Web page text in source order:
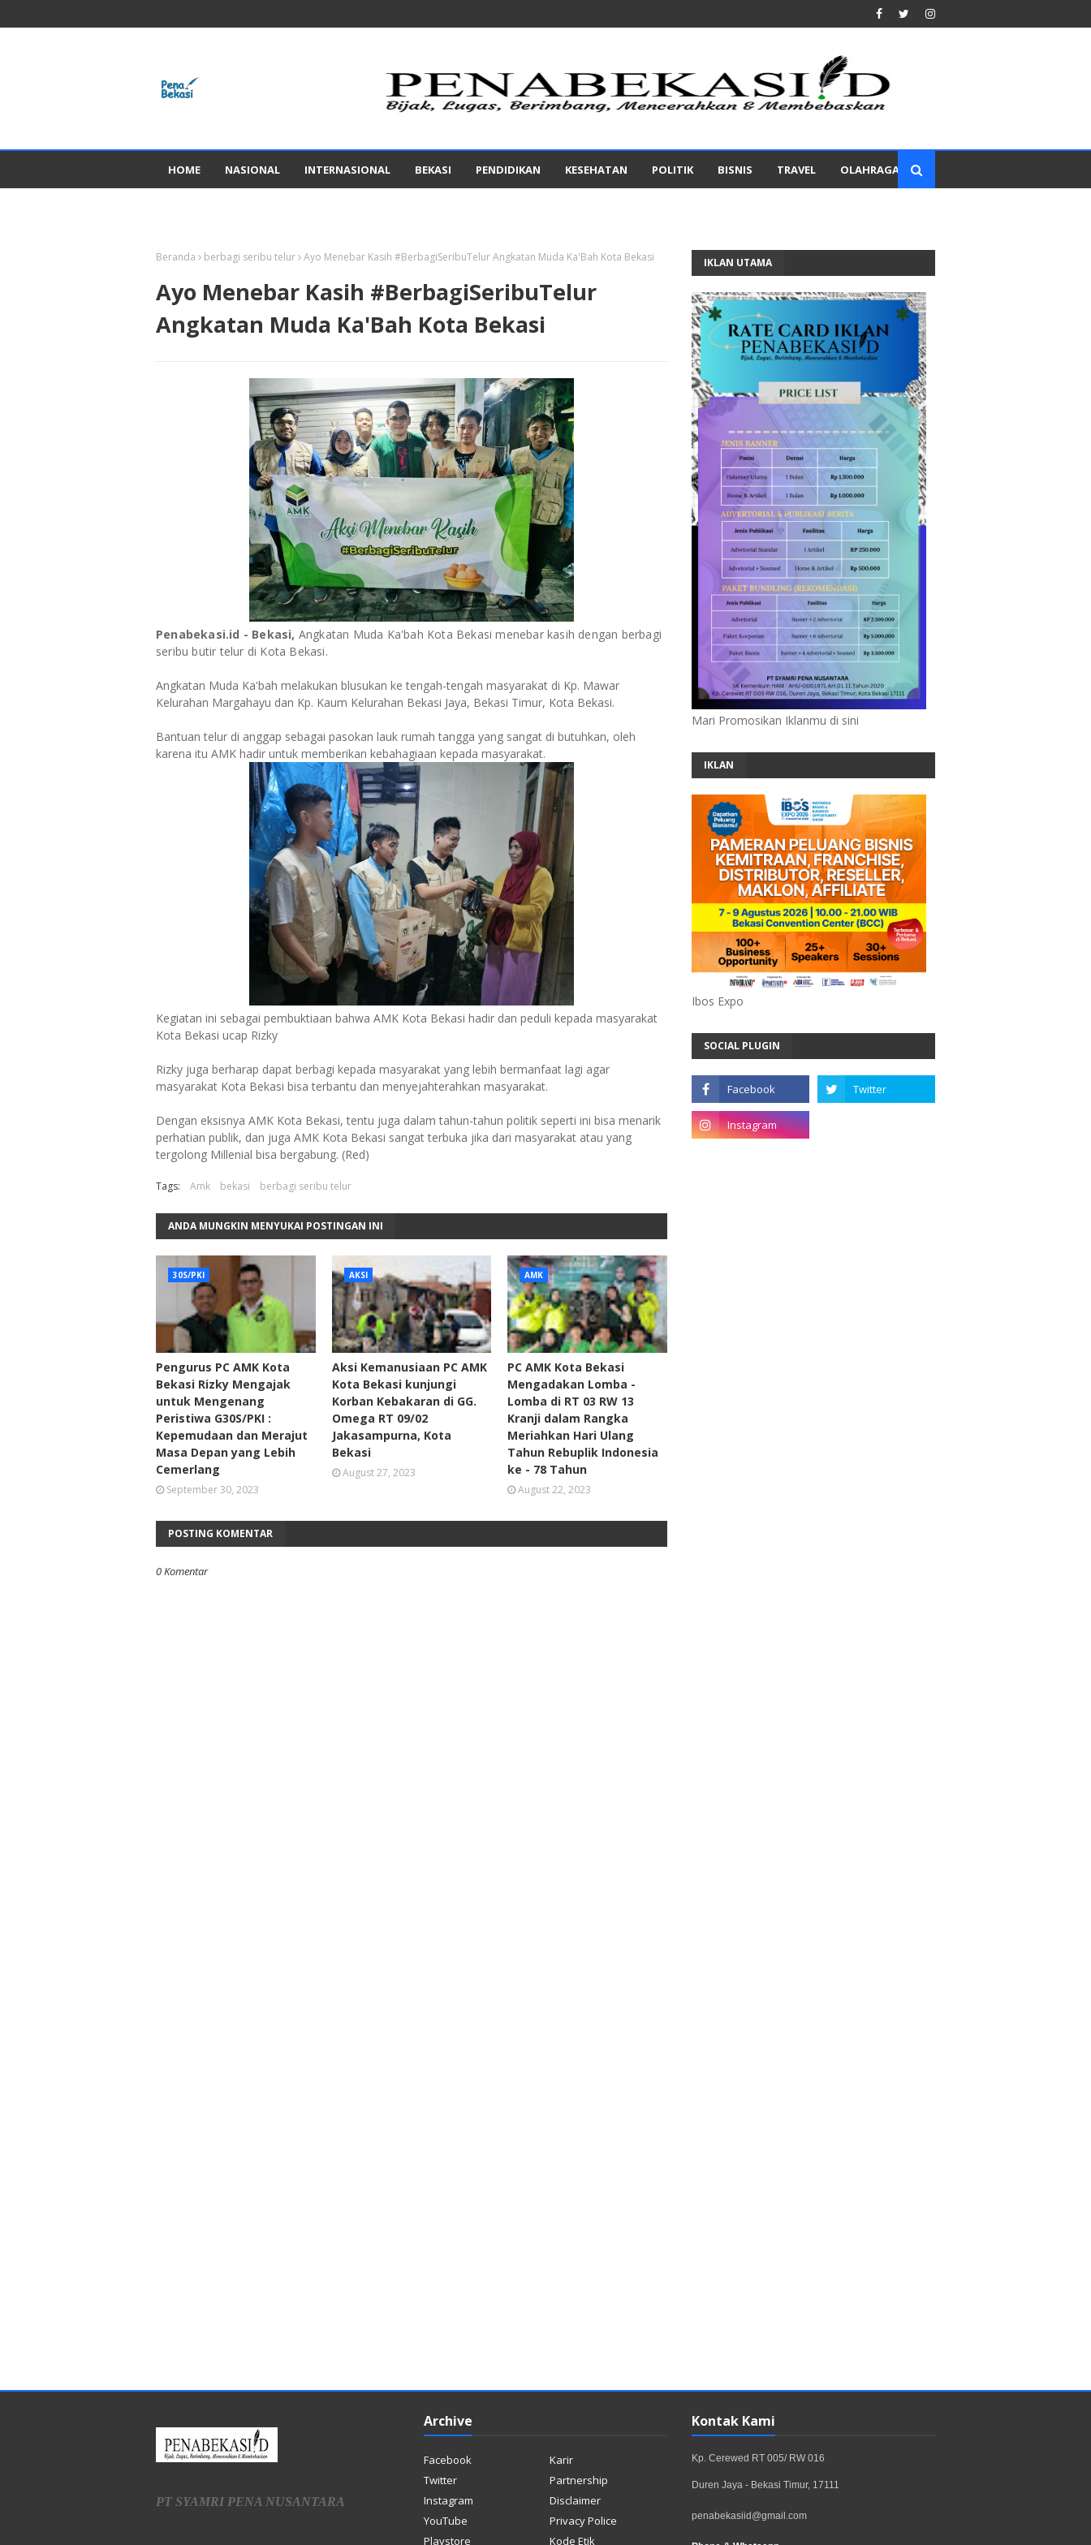
HOME NASIONAL INTERNASIONAL BEKASI PENDIDIKAN KESEHATAN POLITIK BISNIS TRAVEL OLAHRAGA
Beranda berbagi seribu telur Ayo Menebar Kasih #BerbagiSeribuTelur Angkatan Muda Ka'Bah Kota Bekasi
Ayo Menebar Kasih #BerbagiSeribuTelur
Angkatan Muda Ka'Bah Kota Bekasi
Penabekasi.id - Bekasi, Angkatan Muda Ka'bah Kota Bekasi menebar kasih dengan berbagi
seribu butir telur di Kota Bekasi.
Angkatan Muda Ka'bah melakukan blusukan ke tengah-tengah masyarakat di Kp. Mawar
Kelurahan Margahayu dan Kp. Kaum Kelurahan Bekasi Jaya, Bekasi Timur, Kota Bekasi.
Bantuan telur di anggap sebagai pasokan lauk rumah tangga yang sangat di butuhkan, oleh
karena itu AMK hadir untuk memberikan kebahagiaan kepada masyarakat.
Kegiatan ini sebagai pembuktiaan bahwa AMK Kota Bekasi hadir dan peduli kepada masyarakat
Kota Bekasi ucap Rizky
Rizky juga berharap dapat berbagi kepada masyarakat yang lebih bermanfaat lagi agar
masyarakat Kota Bekasi bisa terbantu dan menyejahterahkan masyarakat.
Dengan eksisnya AMK Kota Bekasi, tentu juga dalam tahun-tahun politik seperti ini bisa menarik
perhatian publik, dan juga AMK Kota Bekasi sangat terbuka jika dari masyarakat atau yang
tergolong Millenial bisa bergabung. (Red)
Tags: Amk bekasi berbagi seribu telur
ANDA MUNGKIN MENYUKAI POSTINGAN INI
30S/PKI
Pengurus PC AMK Kota
Bekasi Rizky Mengajak
untuk Mengenang
Peristiwa G30S/PKI :
Kepemudaan dan Merajut
Masa Depan yang Lebih
Cemerlang
September 30, 2023
AKSI
Aksi Kemanusiaan PC AMK
Kota Bekasi kunjungi
Korban Kebakaran di GG.
Omega RT 09/02
Jakasampurna, Kota
Bekasi
August 27, 2023
AMK
PC AMK Kota Bekasi
Mengadakan Lomba -
Lomba di RT 03 RW 13
Kranji dalam Rangka
Meriahkan Hari Ulang
Tahun Rebuplik Indonesia
ke - 78 Tahun
August 22, 2023
POSTING KOMENTAR
0 Komentar
IKLAN UTAMA
Mari Promosikan Iklanmu di sini
IKLAN
Ibos Expo
SOCIAL PLUGIN
PT SYAMRI PENA NUSANTARA
Archive
Facebook
Karir
Twitter
Partnership
Instagram
Disclaimer
YouTube
Privacy Police
Playstore
Kode Etik
Kontak Kami
Kp. Cerewed RT 005/ RW 016
Duren Jaya - Bekasi Timur, 17111
penabekasiid@gmail.com